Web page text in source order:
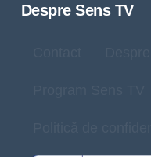
Despre Sens TV